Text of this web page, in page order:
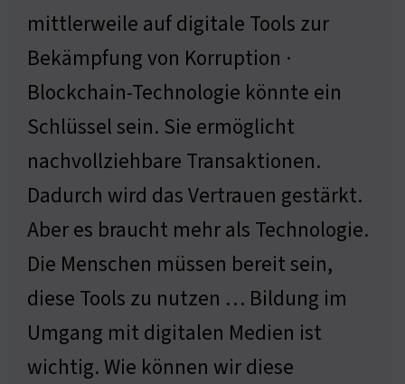
mittlerweile auf digitale Tools zur
Bekämpfung von Korruption ·
Blockchain-Technologie könnte ein
Schlüssel sein. Sie ermöglicht
nachvollziehbare Transaktionen.
Dadurch wird das Vertrauen gestärkt.
Aber es braucht mehr als Technologie.
Die Menschen müssen bereit sein,
diese Tools zu nutzen … Bildung im
Umgang mit digitalen Medien ist
wichtig. Wie können wir diese